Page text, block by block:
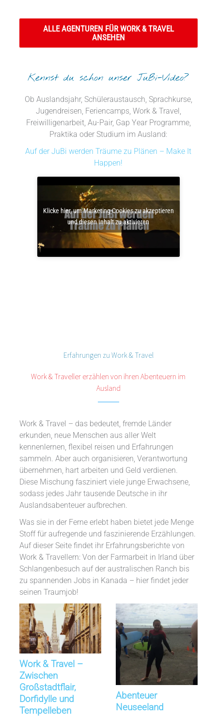
ALLE AGENTUREN FÜR WORK & TRAVEL
ANSEHEN
Kennst du schon unser JuBi-Video?
Ob Auslandsjahr, Schüleraustausch, Sprachkurse,
Jugendreisen, Feriencamps, Work & Travel,
Freiwilligenarbeit, Au-Pair, Gap Year Programme,
Praktika oder Studium im Ausland:
Auf der JuBi werden Träume zu Plänen – Make It
Happen!
Klicke hier, um Marketing-Cookies zu akzeptieren
und diesen Inhalt zu aktivieren
Erfahrungen zu Work & Travel
Work & Traveller erzählen von ihren Abenteuern im
Ausland
Work & Travel – das bedeutet, fremde Länder
erkunden, neue Menschen aus aller Welt
kennenlernen, flexibel reisen und Erfahrungen
sammeln. Aber auch organisieren, Verantwortung
übernehmen, hart arbeiten und Geld verdienen.
Diese Mischung fasziniert viele junge Erwachsene,
sodass jedes Jahr tausende Deutsche in ihr
Auslandsabenteuer aufbrechen.
Was sie in der Ferne erlebt haben bietet jede Menge
Stoff für aufregende und faszinierende Erzählungen.
Auf dieser Seite findet ihr Erfahrungsberichte von
Work & Travellern: Von der Farmarbeit in Irland über
Schlangenbesuch auf der australischen Ranch bis
zu spannenden Jobs in Kanada – hier findet jeder
seinen Traumjob!
Work & Travel –
Zwischen
Großstadtflair,
Dorfidylle und
Tempelleben
Abenteuer
Neuseeland